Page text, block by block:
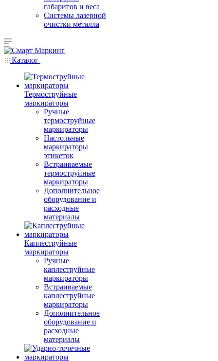
габаритов и веса
Системы лазерной
очистки металла
Каталог
Термоструйные
маркираторы
Ручные
термоструйные
маркираторы
Настольные
маркираторы
этикеток
Встраиваемые
термоструйные
маркираторы
Дополнительное
оборудование и
расходные
материалы
Каплеструйные
маркираторы
Ручные
каплеструйные
маркираторы
Встраиваемые
каплеструйные
маркираторы
Дополнительное
оборудование и
расходные
материалы